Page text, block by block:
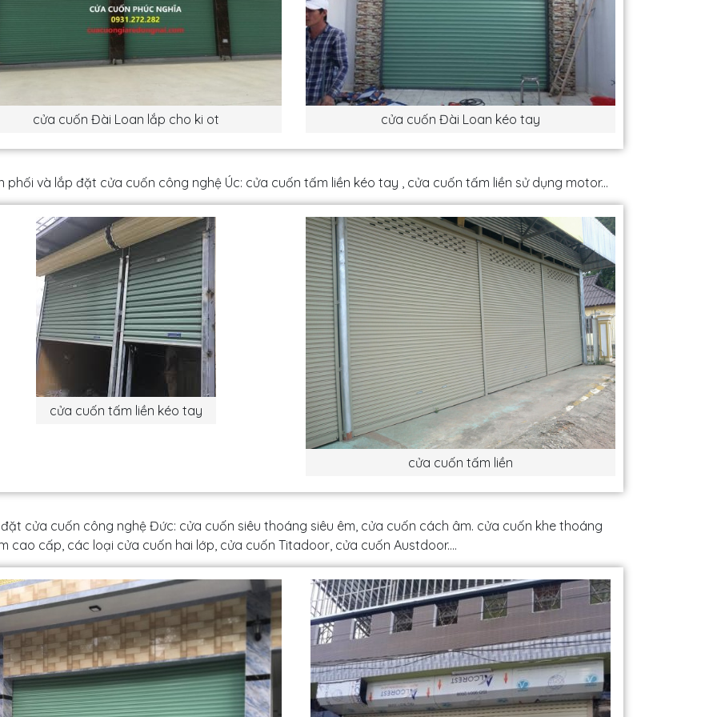
cửa cuốn Đài Loan lắp cho ki ot cửa cuốn Đài Loan kéo tay
phối và lắp đặt cửa cuốn công nghệ Úc: cửa cuốn tấm liền kéo tay , cửa cuốn tấm liền sử dụng motor...
cửa cuốn tấm liền kéo tay
cửa cuốn tấm liền
cửa cuốn công nghệ Đức: cửa cuốn siêu thoáng siêu êm, cửa cuốn cách âm. cửa cuốn khe thoáng
cao cấp, các loại cửa cuốn hai lớp, cửa cuốn Titadoor, cửa cuốn Austdoor....